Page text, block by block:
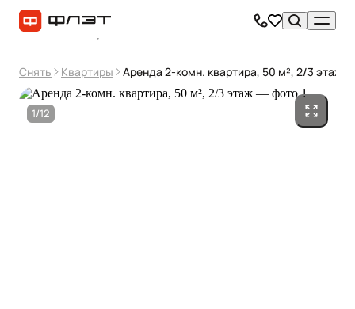
Снять Квартиры Аренда 2-комн. квартира, 50 м², 2/3 этаж
1/12